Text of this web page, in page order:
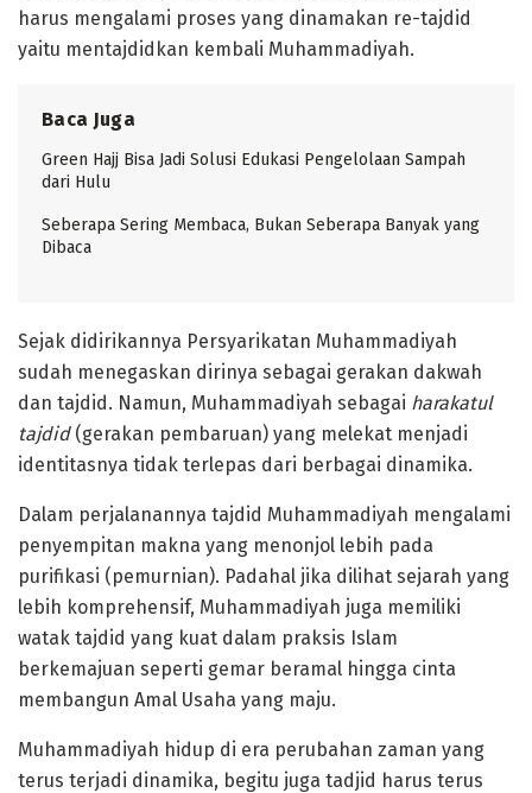
harus mengalami proses yang dinamakan re-tajdid
yaitu mentajdidkan kembali Muhammadiyah.
Baca Juga
Green Hajj Bisa Jadi Solusi Edukasi Pengelolaan Sampah
dari Hulu
Seberapa Sering Membaca, Bukan Seberapa Banyak yang
Dibaca
Sejak didirikannya Persyarikatan Muhammadiyah
sudah menegaskan dirinya sebagai gerakan dakwah
dan tajdid. Namun, Muhammadiyah sebagai harakatul
tajdid(gerakan pembaruan) yang melekat menjadi
identitasnya tidak terlepas dari berbagai dinamika.
Dalam perjalanannya tajdid Muhammadiyah mengalami
penyempitan makna yang menonjol lebih pada
purifikasi (pemurnian). Padahal jika dilihat sejarah yang
lebih komprehensif, Muhammadiyah juga memiliki
watak tajdid yang kuat dalam praksis Islam
berkemajuan seperti gemar beramal hingga cinta
membangun Amal Usaha yang maju.
Muhammadiyah hidup di era perubahan zaman yang
terus terjadi dinamika, begitu juga tadjid harus terus